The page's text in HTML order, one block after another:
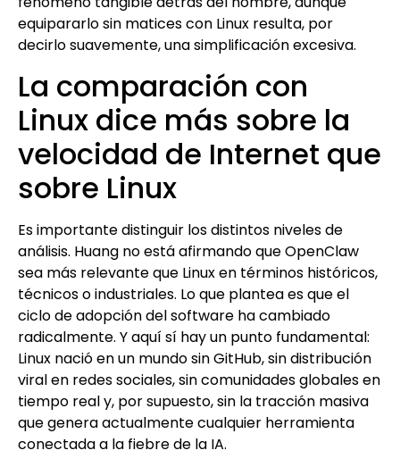
equipararlo sin matices con Linux resulta, por
decirlo suavemente, una simplificación excesiva.
La comparación con
Linux dice más sobre la
velocidad de Internet que
sobre Linux
Es importante distinguir los distintos niveles de
análisis. Huang no está afirmando que OpenClaw
sea más relevante que Linux en términos históricos,
técnicos o industriales. Lo que plantea es que el
ciclo de adopción del software ha cambiado
radicalmente. Y aquí sí hay un punto fundamental:
Linux nació en un mundo sin GitHub, sin distribución
viral en redes sociales, sin comunidades globales en
tiempo real y, por supuesto, sin la tracción masiva
que genera actualmente cualquier herramienta
conectada a la fiebre de la IA.